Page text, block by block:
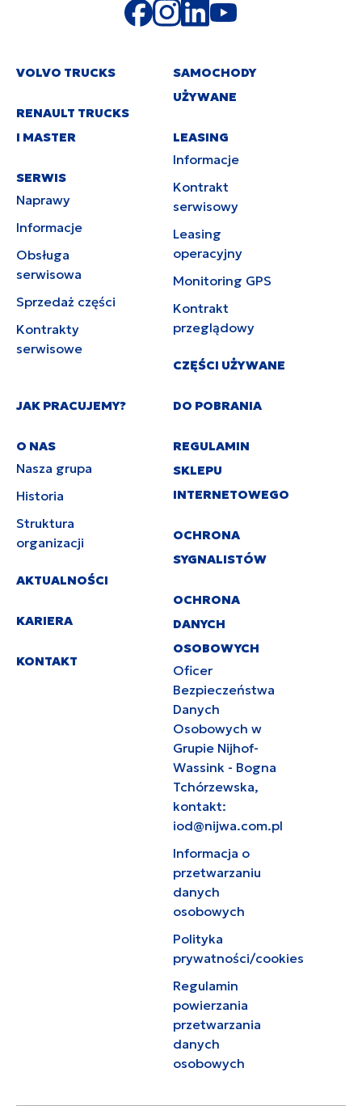
VOLVO TRUCKS
RENAULT TRUCKS
I MASTER
SERWIS
Naprawy
Informacje
Obsługa
serwisowa
Sprzedaż części
Kontrakty
serwisowe
SAMOCHODY
UŻYWANE
LEASING
Informacje
Kontrakt
serwisowy
Leasing
operacyjny
Monitoring GPS
Kontrakt
przeglądowy
CZĘŚCI UŻYWANE
JAK PRACUJEMY?
O NAS
Nasza grupa
Historia
Struktura
organizacji
AKTUALNOŚCI
KARIERA
KONTAKT
DO POBRANIA
REGULAMIN
SKLEPU
INTERNETOWEGO
OCHRONA
SYGNALISTÓW
OCHRONA
DANYCH
OSOBOWYCH
Oficer
Bezpieczeństwa
Danych
Osobowych w
Grupie Nijhof-
Wassink - Bogna
Tchórzewska,
kontakt:
iod@nijwa.com.pl
Informacja o
przetwarzaniu
danych
osobowych
Polityka
prywatności/cookies
Regulamin
powierzania
przetwarzania
danych
osobowych